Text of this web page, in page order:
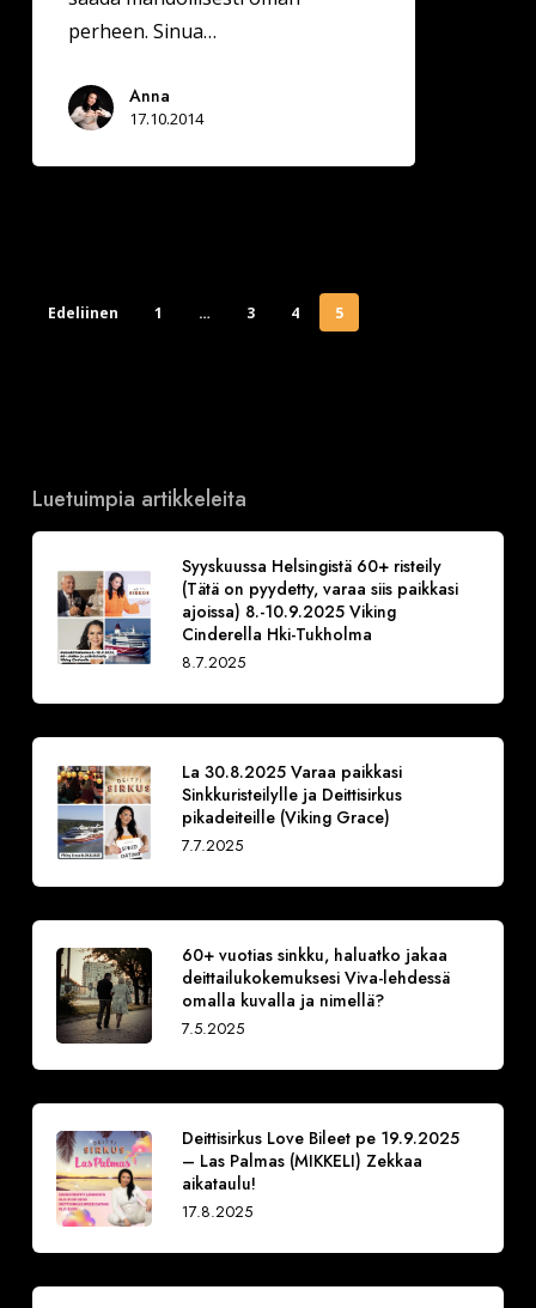
perheen. Sinua…
Anna
17.10.2014
Edeliinen 1 … 3 4 5
Luetuimpia artikkeleita
Syyskuussa Helsingistä 60+ risteily
(Tätä on pyydetty, varaa siis paikkasi
ajoissa) 8.-10.9.2025 Viking
Cinderella Hki-Tukholma
8.7.2025
La 30.8.2025 Varaa paikkasi
Sinkkuristeilylle ja Deittisirkus
pikadeiteille (Viking Grace)
7.7.2025
60+ vuotias sinkku, haluatko jakaa
deittailukokemuksesi Viva-lehdessä
omalla kuvalla ja nimellä?
7.5.2025
Deittisirkus Love Bileet pe 19.9.2025
– Las Palmas (MIKKELI) Zekkaa
aikataulu!
17.8.2025